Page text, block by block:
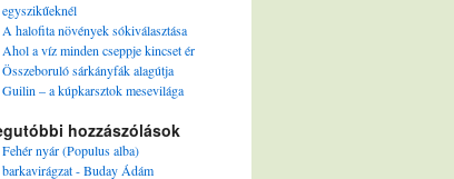
egyszikűeknél
A halofita növények sókiválasztása
Ahol a víz minden cseppje kincset ér
Összeboruló sárkányfák alagútja
Guilin – a kúpkarsztok mesevilága
hozzászólások
Fehér nyár (Populus alba)
barkavirágzat - Buday Ádám